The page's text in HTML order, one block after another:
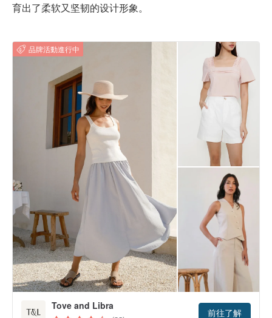
育出了柔软又坚韧的设计形象。